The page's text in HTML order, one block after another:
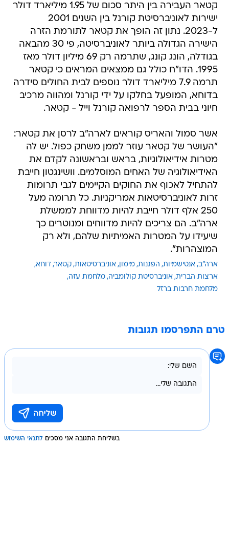
קטאר העבירה בין היתר סכום של 1.95 מיליארד דולר
ישירות לאוניברסיטת קורנל בין השנים 2001
ל-2023. נתון זה הופך את קטאר לתורמת הזרה
הישירה הגדולה ביותר לאוניברסיטה, פי 30 מהבאה
בגודלה, הונג קונג, שתרמה רק 69 מיליון דולר מאז
1995. הדו"ח כולל גם ממצאים המראים כי קטאר
תרמה 7.9 מיליארד דולר נוספים לבית החולים סידרה
בדוחא, המופעל בחלקו על ידי קורנל ומהווה מרכיב
חיוני בבית הספר לרפואה קורנל וייל - קטאר.
אשר סמול והאריס קוראים לארה"ב לרסן את קטאר:
"העושר של קטאר עוזר לממן משחק כפול. יש לה
מטרות אידיאולוגיות, בראש ובראשונה לקדם את
האידיאולוגיה של האחים המוסלמים. וושינגטון חייבת
להתחיל לאכוף את החוקים הקיימים לגבי תרומות
זרות לאוניברסיטאות אמריקניות. כל תרומה מעל
250 אלף דולר חייבת להיות מדווחת לממשלת
ארה"ב. הם צריכים להיות מדווחים ומנוטרים כך
שיעידו על המטרות האמיתיות שלהם, ולא רק
המוצהרות".
ארה"ב אנטישמיות הפגנות מימון אוניברסיטאות קטאר דוחא
ארצות הברית אוניברסיטת קולומביה מלחמת עזה
מלחמת חרבות ברזל
טרם התפרסמו תגובות
בשליחת התגובה אני מסכים לתנאי השימוש